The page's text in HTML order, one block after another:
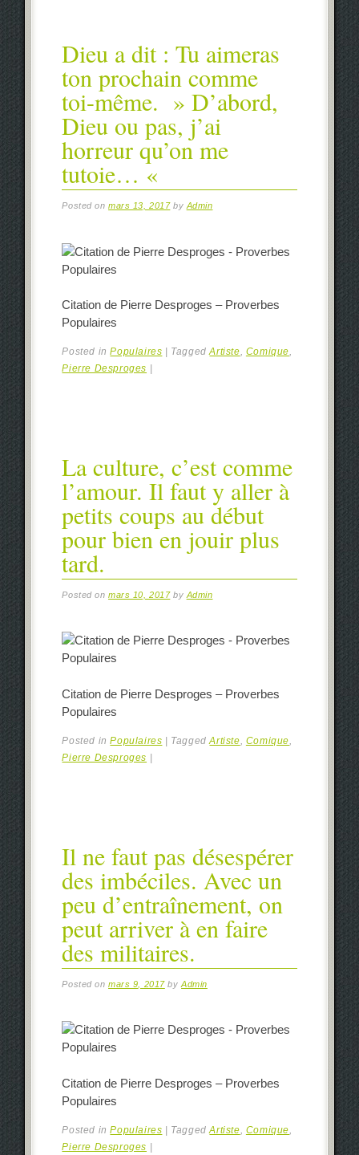
Dieu a dit : Tu aimeras
ton prochain comme
toi-même. » D’abord,
Dieu ou pas, j’ai
horreur qu’on me
tutoie… «
Posted onmars 13, 2017 byAdmin
Citation de Pierre Desproges – Proverbes
Populaires
Posted inPopulaires TaggedArtiste, Comique,
Pierre Desproges
La culture, c’est comme
l’amour. Il faut y aller à
petits coups au début
pour bien en jouir plus
tard.
Posted onmars 10, 2017 by Admin
Citation de Pierre Desproges – Proverbes
Populaires
Posted inPopulaires TaggedArtiste, Comique,
Pierre Desproges
Il ne faut pas désespérer
des imbéciles. Avec un
peu d’entraînement, on
peut arriver à en faire
des militaires.
Posted onmars 9, 2017 byAdmin
Citation de Pierre Desproges – Proverbes
Populaires
Posted inPopulaires | TaggedArtiste Comique
Pierre Desproges |